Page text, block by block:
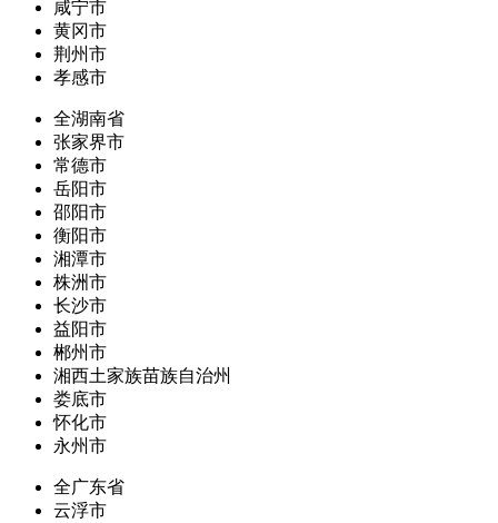
咸宁市
黄冈市
荆州市
孝感市
全湖南省
张家界市
常德市
岳阳市
邵阳市
衡阳市
湘潭市
株洲市
长沙市
益阳市
郴州市
湘西土家族苗族自治州
娄底市
怀化市
永州市
全广东省
云浮市